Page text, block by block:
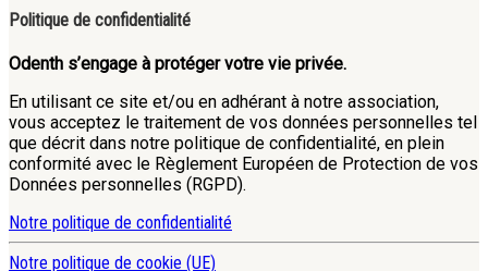
Politique de confidentialité
Odenth s’engage à protéger votre vie privée.
En utilisant ce site et/ou en adhérant à notre association,
vous acceptez le traitement de vos données personnelles tel
que décrit dans notre politique de confidentialité, en plein
conformité avec le Règlement Européen de Protection de vos
Données personnelles (RGPD).
Notre politique de confidentialité
Notre politique de cookie (UE)